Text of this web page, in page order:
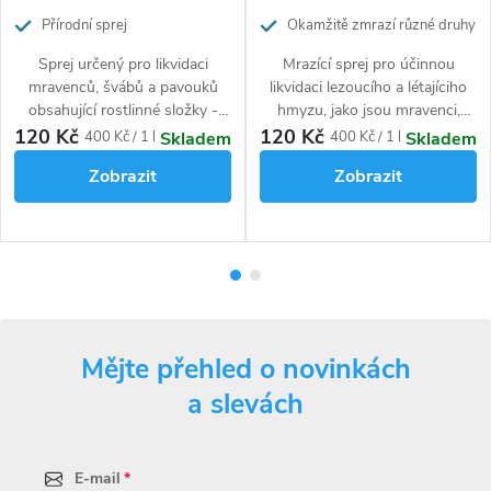
Návod k použití
Aplikace postřikem, pomocí ručního nebo zádového postřikovače
nebo rozprašovače. Podle dávkování rozřeďte přípravek s vodou.
Poté hotový roztok aplikujte cíleným použitím na místa v nichž se
shlukuje hmyz.
hmyzu.Spotřeba hotového roztoku: 30 ml/m².
Skladování přípravku
Skladovat v původním obalu, těsně uzavřeném, mimo dosah dětí.
Složení
Přírodní sprej
Sprej určený pro likvidaci
mravenců, švábů a pavouků
obsahující rostlinné složky -
insekticidní extrakt získaný z
květů chryzantémy.
120 Kč Měrná
400 Kč / 1 l Skladem
Zobrazit
Okamžitě zmrazí různé druhy
Mrazící sprej pro účinnou
likvidaci lezoucího a létajíciho
hmyzu, jako jsou mravenci,
švábi, pavouci, mouchy, vosy,
můry a larvy. Obsahuje
rostlinné insekticidní složky
(geranioil). Neobsahuje DEET.
120 Kč Měrná
400 Kč / 1 l Skladem
Zobrazit
Mějte přehled o novinkách
a slevách
E-mail